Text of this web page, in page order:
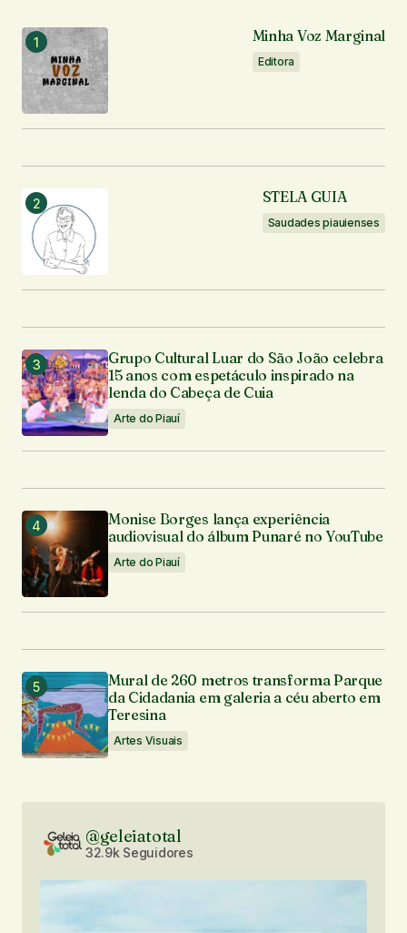
Notifique-me sobre novas publicações por e-mail.
Minha Voz Marginal
Editora
STELA GUIA
Saudades piauienses
Grupo Cultural Luar do São João celebra
15 anos com espetáculo inspirado na
lenda do Cabeça de Cuia
Arte do Piauí
Monise Borges lança experiência
audiovisual do álbum Punaré no YouTube
Arte do Piauí
Mural de 260 metros transforma Parque
da Cidadania em galeria a céu aberto em
Teresina
Artes Visuais
@geleiatotal
32.9k Seguidores